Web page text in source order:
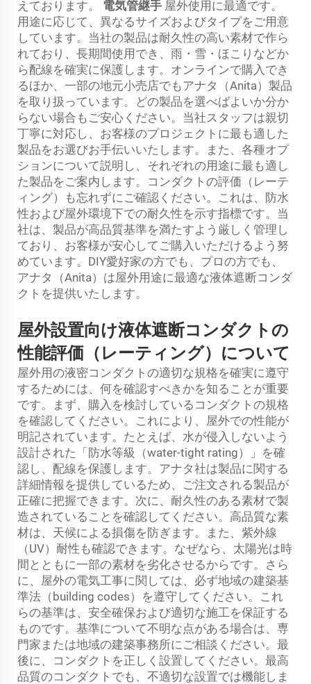
えております。 電気管継手 屋外使用に最適です。
用途に応じて、異なるサイズおよびタイプをご用意
しています。当社の製品は耐久性の高い素材で作ら
れており、長期間使用でき、雨・雪・ほこりなどか
ら配線を確実に保護します。オンラインで購入でき
るほか、一部の地元小売店でもアナタ（Anita）製品
を取り扱っています。どの製品を選べばよいか分か
らない場合もご安心ください。当社スタッフは親切
丁寧に対応し、お客様のプロジェクトに最も適した
製品をお選びお手伝いいたします。また、各種オプ
ションについて説明し、それぞれの用途に最も適し
た製品をご案内します。コンダクトの評価（レーテ
ィング）も忘れずにご確認ください。これは、防水
性および屋外環境下での耐久性を示す指標です。当
社は、製品が高品質基準を満たすよう厳しく管理し
ており、お客様が安心してご購入いただけるよう努
めています。DIY愛好家の方でも、プロの方でも、
アナタ（Anita）は屋外用途に最適な液体遮断コンダ
クトを提供いたします。
屋外設置向け液体遮断コンダクトの
性能評価（レーティング）について
屋外用の液密コンダクトの適切な規格を確実に遵守
するためには、何を確認すべきかを知ることが重要
です。まず、購入を検討しているコンダクトの規格
を確認してください。これにより、屋外での性能が
明記されています。たとえば、水が侵入しないよう
設計された「防水等級（water-tight rating）」を確
認し、配線を保護します。アナタ社は製品に関する
詳細情報を提供しているため、ご注文される製品が
正確に把握できます。次に、耐久性のある素材で製
造されていることを確認してください。高品質な素
材は、天候による損傷を防ぎます。また、紫外線
（UV）耐性も確認できます。なぜなら、太陽光は時
間とともに一部の素材を劣化させるからです。さら
に、屋外の電気工事に関しては、必ず地域の建築基
準法（building codes）を遵守してください。これ
らの基準は、安全確保および適切な施工を保証する
ものです。基準について不明な点がある場合は、専
門家または地域の建築事務所にご相談ください。最
後に、コンダクトを正しく設置してください。最高
品質のコンダクトでも、不適切な設置では機能しま